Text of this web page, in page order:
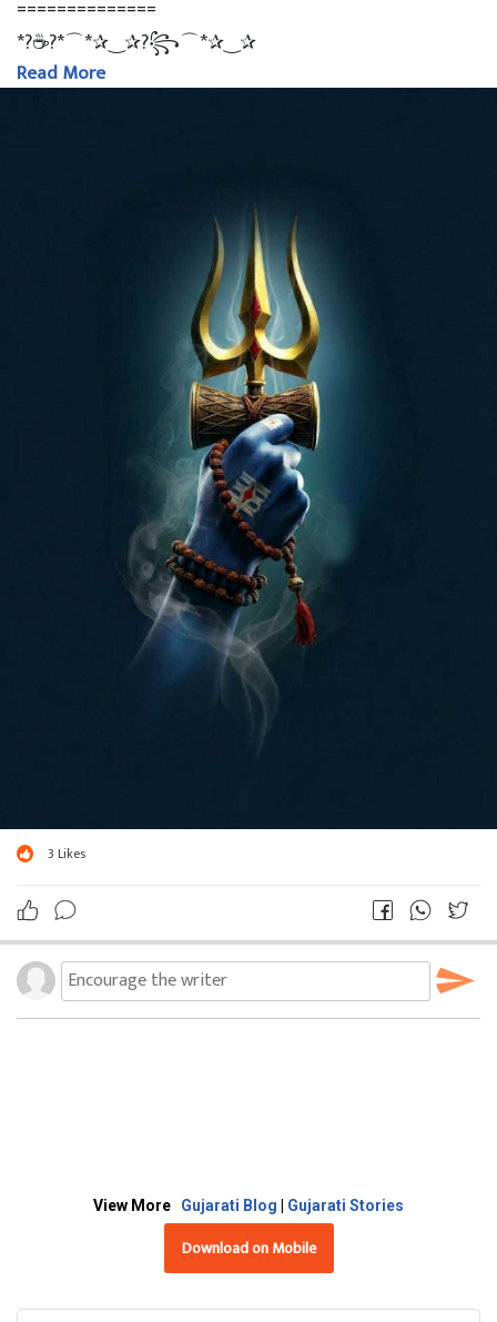
==============
*?☕?*⌒*✰‿✰?꧂⌒*✰‿✰
_? *?‌?‌?‌?‌ ?‌?‌?‌?‌?‌?‌?‌* ?_
Read More
3 Likes
View More Gujarati Blog Gujarati Stories
Download on Mobile